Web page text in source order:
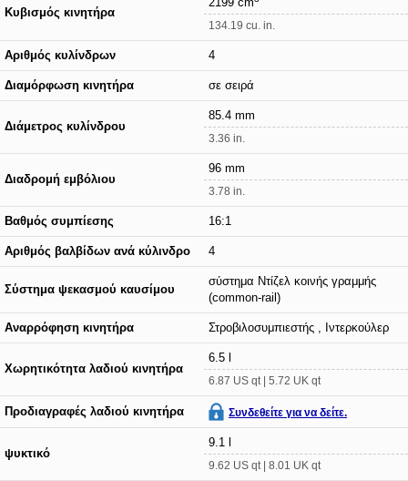
Κυβισμός κινητήρα
134.19 cu. in.
Αριθμός κυλίνδρων 4
Διαμόρφωση κινητήρα σε σειρά
Διάμετρος κυλίνδρου
85.4 mm
3.36 in.
Διαδρομή εμβόλιου
96 mm
3.78 in.
Βαθμός συμπίεσης 16:1
Αριθμός βαλβίδων ανά κύλινδρο 4
Σύστημα ψεκασμού καυσίμου
σύστημα Ντίζελ κοινής γραμμής
(common-rail)
Αναρρόφηση κινητήρα Στροβιλοσυμπιεστής , Ιντερκούλερ
Χωρητικότητα λαδιού κινητήρα
6.5 l
6.87 US qt | 5.72 UK qt
Προδιαγραφές λαδιού κινητήρα Συνδεθείτε για να δείτε.
ψυκτικό
9.1 l
9.62 US qt | 8.01 UK qt